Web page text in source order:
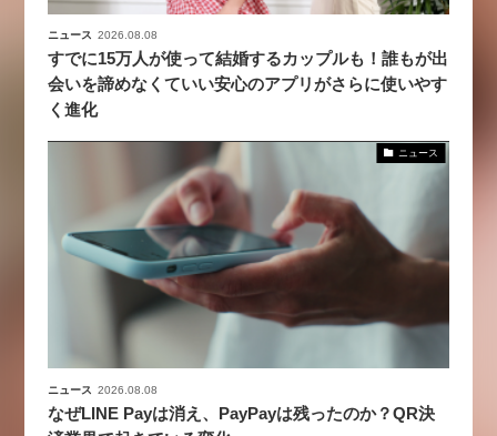
ニュース 2026.08.08
すでに15万人が使って結婚するカップルも！誰もが出
会いを諦めなくていい安心のアプリがさらに使いやす
く進化
ニュース
ニュース 2026.08.08
なぜLINE Payは消え、PayPayは残ったのか？QR決